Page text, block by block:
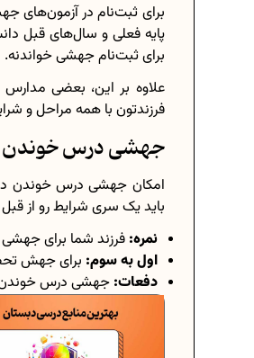
برای ثبت‌نام در آزمون‌های
پایه فعلی و سال‌های قبل
برای ثبت‌نام جهشی خواندنه.
علاوه بر این، بعضی
فرزندتون با همه مراحل و
جهشی درس خوندن
امکان جهشی درس خوندن در
باید یک سری شرایط رو از
نمره: فرزند شما برای
اول به سوم: برای جهش
دفعات: جهشی درس خوندن